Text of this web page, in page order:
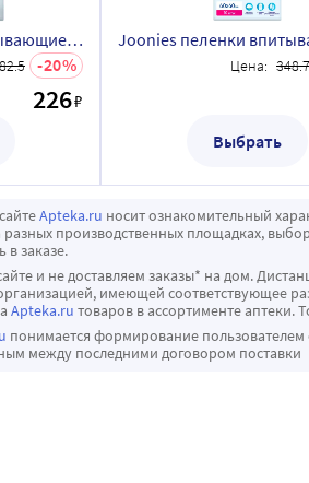
Joonies пеленки впитывающие одноразовые детские 60х45 см 10 шт.
20
226₽
Цена:
Выбрать
Apteka.ru носит ознакомительный
производственных площадках,
в заказе.
и не доставляем заказы* на дом.
имеющей соответствующее
Apteka.ru товаров в ассортименте аптеки.
понимается формирование пользователем
между последними договором поставки